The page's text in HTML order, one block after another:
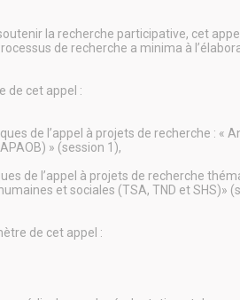
la recherche participative, cet
de recherche a minima à
de cet appel :
de l’appel à projets de recherche : «
» (session 1),
de l’appel à projets de recherche
et sociales (TSA, TND et SHS)»
de cet appel :